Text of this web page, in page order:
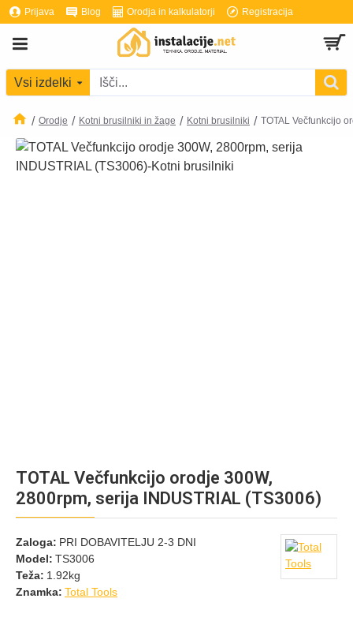
Prijava Blog Orodja in kalkulatorji Registracija
Vsi izdelki
Orodje Kotni brusilniki in žage Kotni brusilniki TOTAL Večfunkcijo
TOTAL Večfunkcijo orodje 300W,
2800rpm, serija INDUSTRIAL (TS3006)
Zaloga: PRI DOBAVITELJU 2-3 DNI
Model: TS3006
Teža: 1.92kg
Znamka: Total Tools